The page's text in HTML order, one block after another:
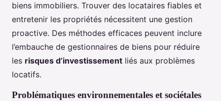
biens immobiliers. Trouver des locataires fiables et
entretenir les propriétés nécessitent une gestion
proactive. Des méthodes efficaces peuvent inclure
l’embauche de gestionnaires de biens pour réduire
les risques d’investissement liés aux problèmes
locatifs.
Problématiques environnementales et sociétales